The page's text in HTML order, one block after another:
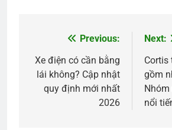
hướng
bài
Previous:
Xe điện có cần bằng
lái không? Cập nhật
quy định mới nhất
2026
Next:
Cortis
gồm
nổi